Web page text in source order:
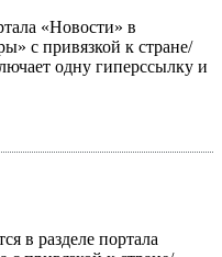
«Новости» в
с привязкой к стране/
одну гиперссылку и
в разделе портала